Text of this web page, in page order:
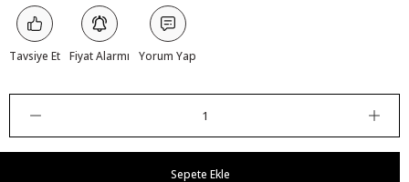
Tavsiye Et Fiyat Alarmı Yorum Yap
Sepete Ekle